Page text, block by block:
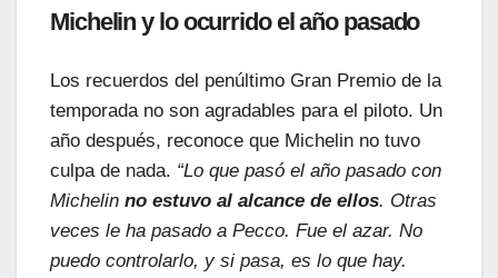
Michelin y lo ocurrido el año pasado
Los recuerdos del penúltimo Gran Premio de la
temporada no son agradables para el piloto. Un
año después, reconoce que Michelin no tuvo
culpa de nada. “Lo que pasó el año pasado con
Michelin no estuvo al alcance de ellos. Otras
veces le ha pasado a Pecco. Fue el azar. No
puedo controlarlo, y si pasa, es lo que hay.